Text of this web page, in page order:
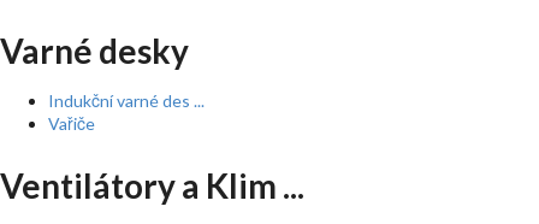
Varné desky
Indukční varné des ...
Vařiče
Ventilátory a Klim ...